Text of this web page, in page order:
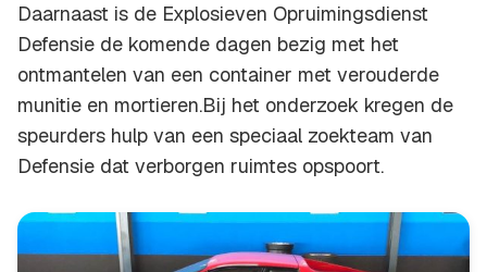
Daarnaast is de Explosieven Opruimingsdienst
Defensie de komende dagen bezig met het
ontmantelen van een container met verouderde
munitie en mortieren.Bij het onderzoek kregen de
speurders hulp van een speciaal zoekteam van
Defensie dat verborgen ruimtes opspoort.